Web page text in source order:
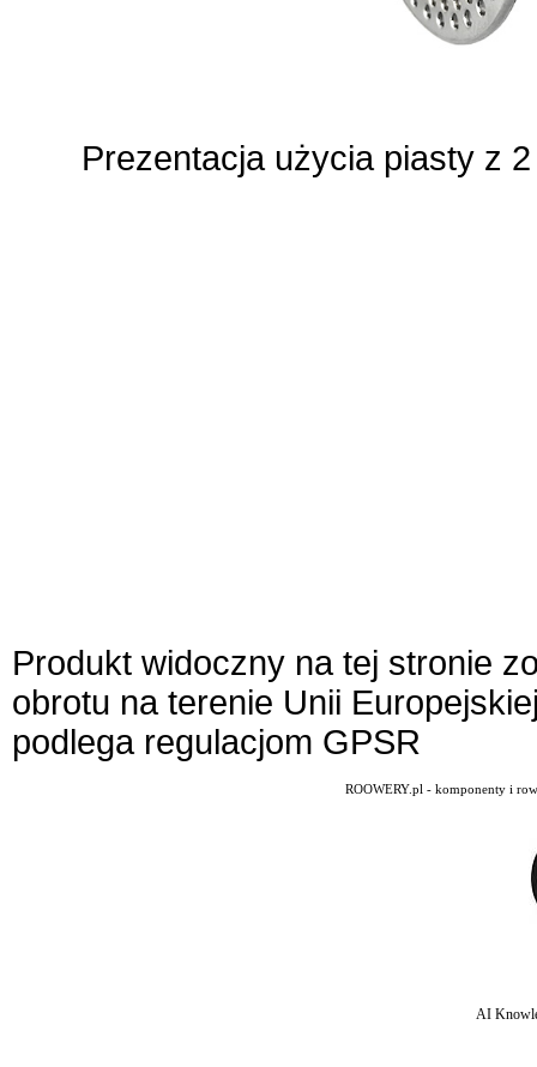
Prezentacja użycia piasty z
Produkt widoczny na tej stronie
obrotu na terenie Unii
podlega regulacjom GPSR
ROOWERY.pl - komponenty i
AI